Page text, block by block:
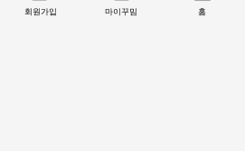
회원가입 마이꾸밈 홈